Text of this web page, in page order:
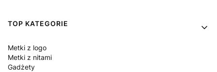
Linki w stopce
TOP KATEGORIE
Metki z logo
Metki z nitami
Gadżety